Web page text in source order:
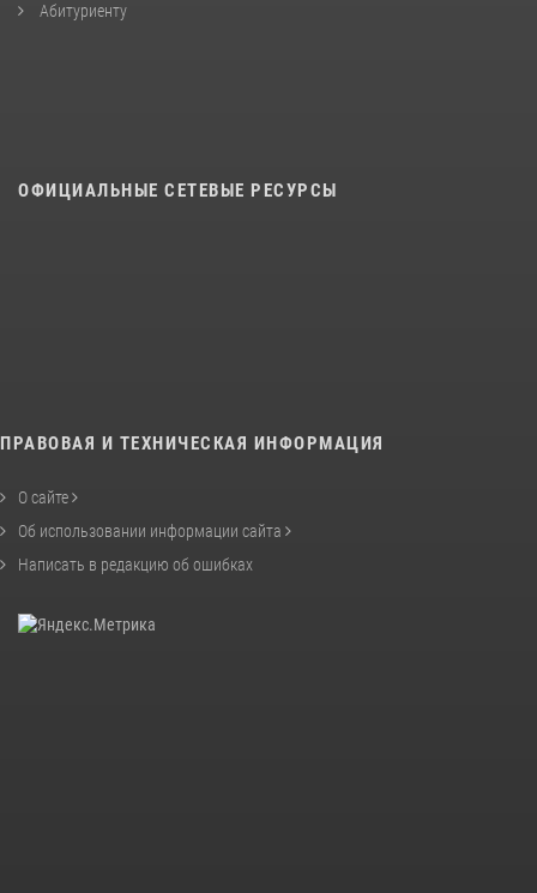
Абитуриенту
ОФИЦИАЛЬНЫЕ СЕТЕВЫЕ РЕСУРСЫ
ПРАВОВАЯ И ТЕХНИЧЕСКАЯ ИНФОРМАЦИЯ
О сайте
Об использовании информации сайта
Написать в редакцию об ошибках